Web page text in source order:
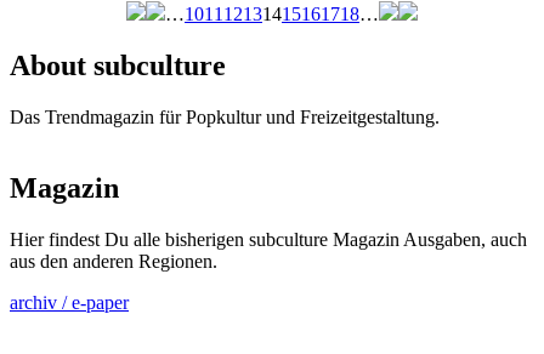
…1011 12131415161718…
About subculture
Das Trendmagazin für Popkultur und Freizeitgestaltung.
Magazin
Hier findest Du alle bisherigen subculture Magazin Ausgaben, auch
aus den anderen Regionen.
archiv / e-paper